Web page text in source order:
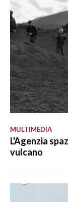
MULTIMEDIA
L'Agenzia
vulcano